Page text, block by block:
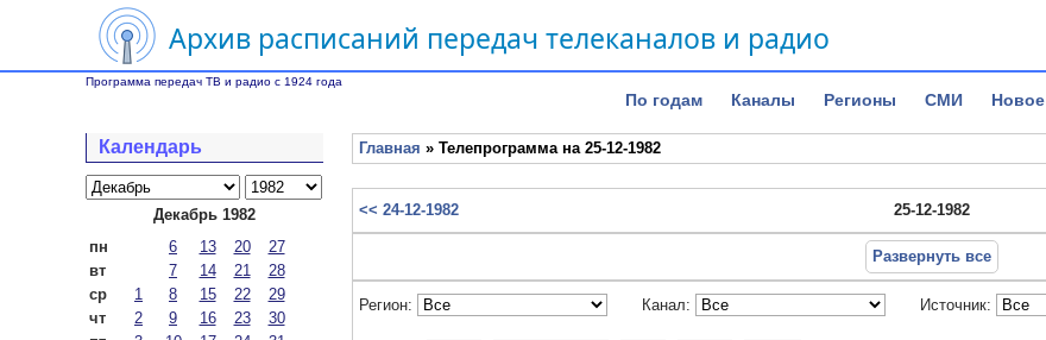
Архив расписаний передач телеканалов и радио
Программа передач ТВ и радио с 1924 года
По годам Каналы Регионы СМИ Новое
Календарь
Декабрь 1982
пн
6 13 20
27
вт
7 14 21
28
ср
1 8 15 22
29
чт
2 9 16 23
30
Главная » Телепрограмма на 25-12-1982
<< 24-12-1982 25-12-1982
Развернуть все
Регион: Канал: Источник: